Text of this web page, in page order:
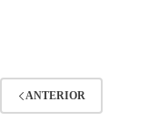
ANTERIOR